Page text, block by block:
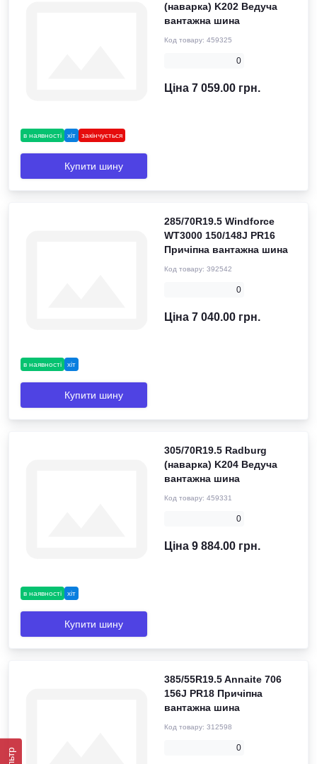
в наявності хіт закінчується
(наварка) K202 Ведуча
вантажна шина
Код товару: 459325
0
Ціна 7 059.00 грн.
Купити шину
в наявності хіт
285/70R19.5 Windforce
WT3000 150/148J PR16
Причіпна вантажна шина
Код товару: 392542
0
Ціна 7 040.00 грн.
Купити шину
в наявності хіт
305/70R19.5 Radburg
(наварка) K204 Ведуча
вантажна шина
Код товару: 459331
0
Ціна 9 884.00 грн.
Купити шину
385/55R19.5 Annaite 706
156J PR18 Причіпна
вантажна шина
Код товару: 312598
0